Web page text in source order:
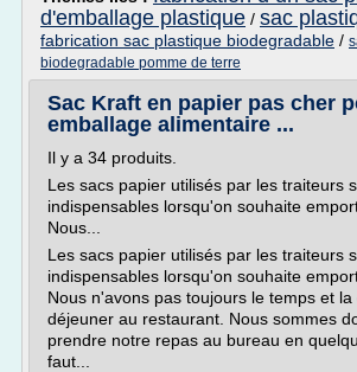
d'emballage plastique / sac
fabrication sac plastique biodegradable /
biodegradable pomme de terre
Sac Kraft en papier pas cher
emballage alimentaire ...
Il y a 34 produits.
Les sacs papier utilisés par les traiteurs
indispensables lorsqu'on souhaite
Nous...
Les sacs papier utilisés par les traiteurs
indispensables lorsqu'on souhaite
Nous n'avons pas toujours le temps et
déjeuner au restaurant. Nous sommes
prendre notre repas au bureau en
faut...